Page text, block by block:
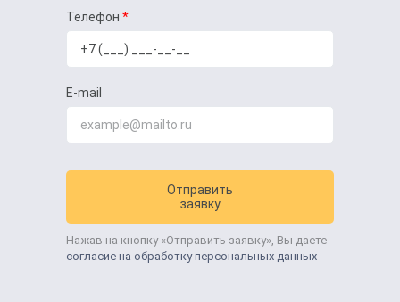
Телефон
E-mail
Отправить
заявку
Нажав на кнопку «Отправить заявку», Вы даете
согласие на обработку персональных данных